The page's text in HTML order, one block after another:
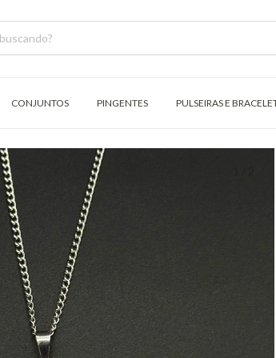
CONJUNTOS PINGENTES PULSEIRAS E